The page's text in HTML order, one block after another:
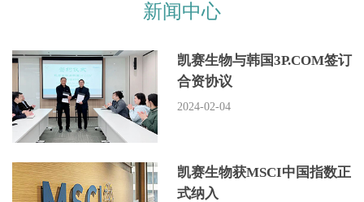
新闻中心
凯赛生物与韩国3P.COM签订
合资协议
2024-02-04
凯赛生物获MSCI中国指数正
式纳入